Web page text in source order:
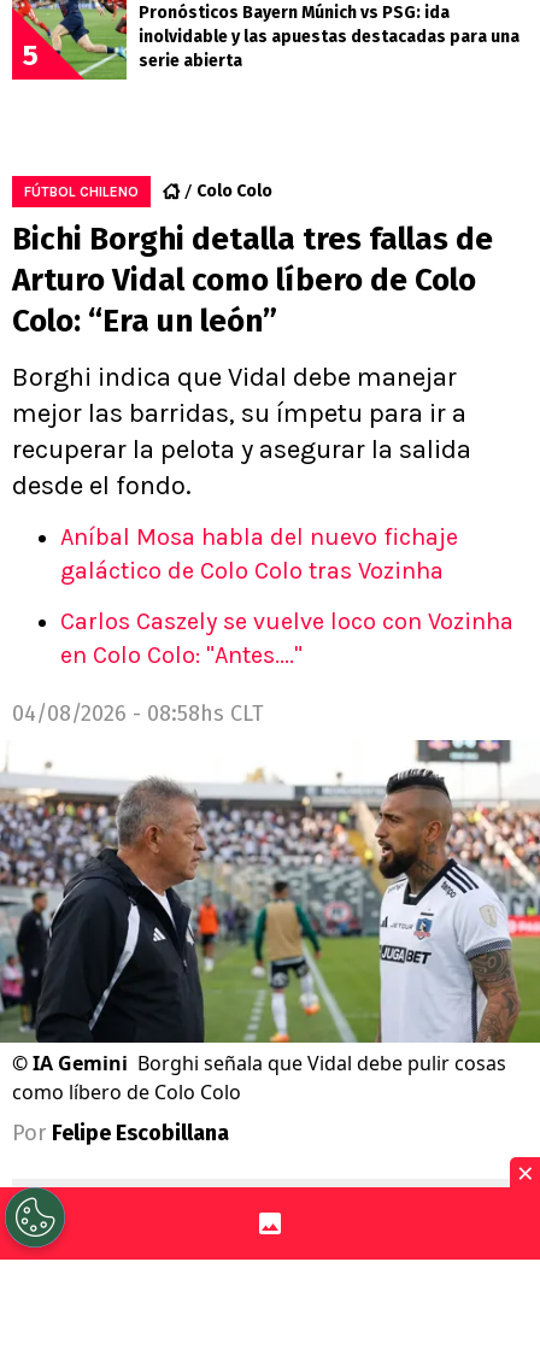
5
Pronósticos Bayern Múnich vs PSG: ida
inolvidable y las apuestas destacadas para una
serie abierta
FÚTBOL CHILENO Colo Colo
Bichi Borghi detalla tres fallas de
Arturo Vidal como líbero de Colo
Colo: “Era un león”
Borghi indica que Vidal debe manejar
mejor las barridas, su ímpetu para ir a
recuperar la pelota y asegurar la salida
desde el fondo.
Aníbal Mosa habla del nuevo fichaje
galáctico de Colo Colo tras Vozinha
Carlos Caszely se vuelve loco con Vozinha
en Colo Colo: "Antes...."
04/08/2026 - 08:58hs CLT
©IA Gemini Borghi señala que Vidal debe pulir cosas
como líbero de Colo Colo
Por Felipe Escobillana
×